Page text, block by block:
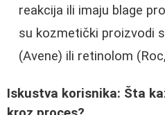
reakcija ili imaju blage
su kozmetički proizvodi
(Avene) ili retinolom
Iskustva korisnika: Šta